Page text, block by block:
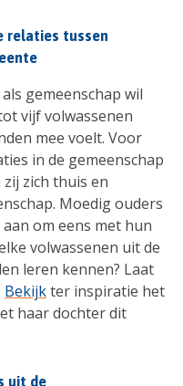
relaties tussen
gemeenschap wil
vijf volwassenen
mee voelt. Voor
in de gemeenschap
zich thuis en
Moedig ouders
om eens met hun
volwassenen uit de
leren kennen? Laat
Bekijkter inspiratie het
haar dochter dit
uit de